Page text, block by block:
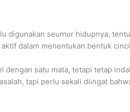
digunakan seumur hidupnya,
dalam menentukan bentuk
satu mata, tetapi tetap
tapi perlu sekali diingat